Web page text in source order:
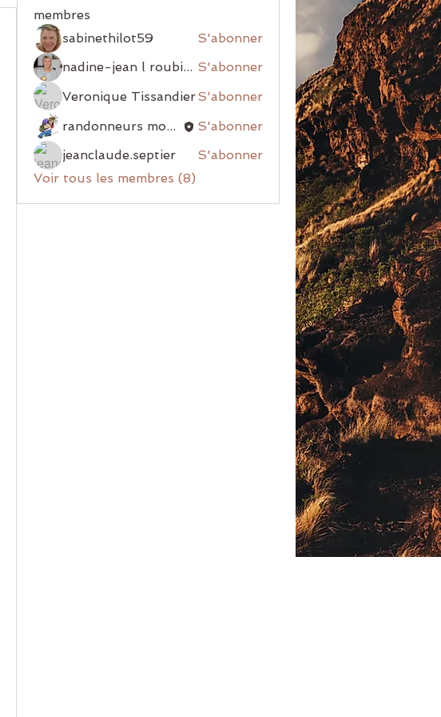
membres
sabinethilot59
S'abonner
nadine-jean l roubiou S'abonner
Veronique TissandierS'abonner
randonneurs montblanais
S'abonner
jeanclaude.septier
S'abonner
Voir tous les membres (8)